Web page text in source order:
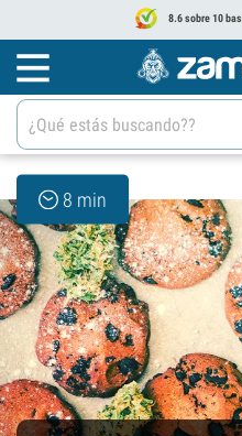
8.6 sobre 10
8 min